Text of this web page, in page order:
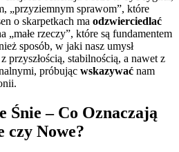
„przyziemnym sprawom”, które
o skarpetkach ma odzwierciedlać
„małe rzeczy”, które są fundamentem
sposób, w jaki nasz umysł
przyszłością, stabilnością, a nawet z
próbując wskazywać nam
Śnie – Co Oznaczają
czy Nowe?